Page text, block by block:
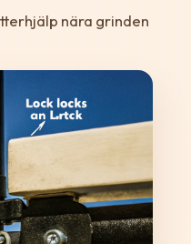
nära grinden